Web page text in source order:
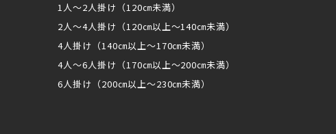
1人～2人掛け（120㎝未満）
2人～4人掛け（120㎝以上～140㎝未満）
4人掛け（140㎝以上～170㎝未満）
4人～6人掛け（170㎝以上～200㎝未満）
6人掛け（200㎝以上～230㎝未満）